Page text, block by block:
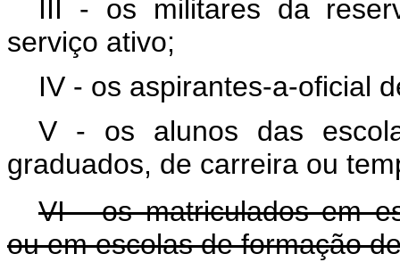
III - os militares da
serviço ativo;
IV - os aspirantes-a-oficial
V - os alunos das
graduados, de carreira ou
VI - os matriculados em
ou em escolas de formação